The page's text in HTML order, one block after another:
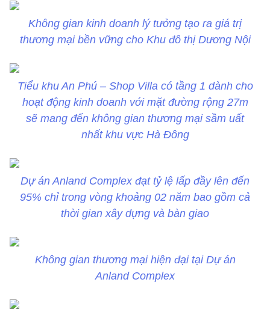
Không gian kinh doanh lý tưởng tạo ra giá trị
thương mại bền vững cho Khu đô thị Dương Nội
Tiểu khu An Phú – Shop Villa có tầng 1 dành cho
hoạt động kinh doanh với mặt đường rộng 27m
sẽ mang đến không gian thương mại sầm uất
nhất khu vực Hà Đông
Dự án Anland Complex đạt tỷ lệ lấp đầy lên đến
95% chỉ trong vòng khoảng 02 năm bao gồm cả
thời gian xây dựng và bàn giao
Không gian thương mại hiện đại tại Dự án
Anland Complex